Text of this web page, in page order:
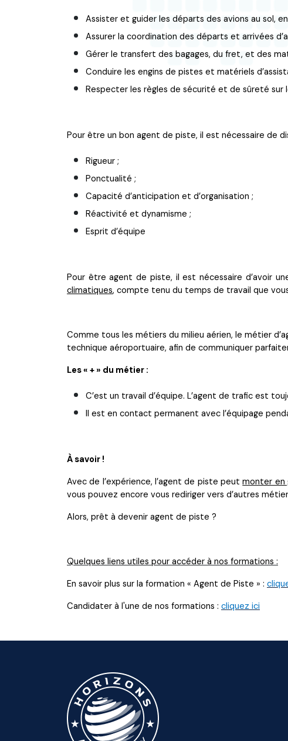
Assister et guider les départs des avions au sol,
Assurer la coordination des départs et arrivées
Gérer le transfert des bagages, du fret, et des
Conduire les engins de pistes et matériels
Respecter les règles de sécurité et de sûreté sur
Pour être un bon agent de piste, il est nécessaire de
Rigueur ;
Ponctualité ;
Capacité d’anticipation et d’organisation ;
Réactivité et dynamisme ;
Esprit d’équipe
Pour être agent de piste, il est nécessaire d’avoir
climatiques, compte tenu du temps de travail que
Comme tous les métiers du milieu aérien, le métier
technique aéroportuaire, afin de communiquer
Les « + » du métier :
C’est un travail d’équipe. L’agent de trafic est
Il est en contact permanent avec l’équipage
À savoir !
Avec de l’expérience, l’agent de piste peutmonter en
vous pouvez encore vous rediriger vers d’autres
Alors, prêt à devenir agent de piste ?
Quelques liens utiles pour accéder à nos formations :
En savoir plus sur la formation « Agent de Piste » :
Candidater à l'une de nos formations : cliquez ici